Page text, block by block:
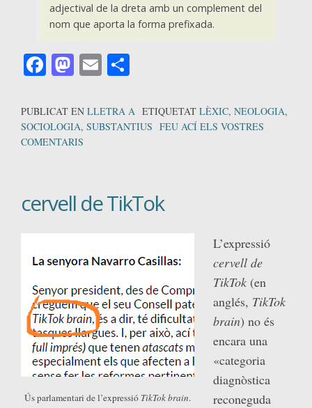
adjectival de la dreta amb un complement del
nom que aporta la forma prefixada.
Facebook
Mastodon
Email
PUBLICAT EN LLETRA A ETIQUETAT LÈXIC, NEOLOGIA,
SOCIOLOGIA, SUBSTANTIUS FEU ACÍ ELS VOSTRES
COMENTARIS
cervell de TikTok
Ús parlamentari de l’expressió TikTok brain.
L’expressió
cervell de
TikTok (en
anglés, TikTok
brain) no és
encara una
«categoria
diagnòstica
reconeguda